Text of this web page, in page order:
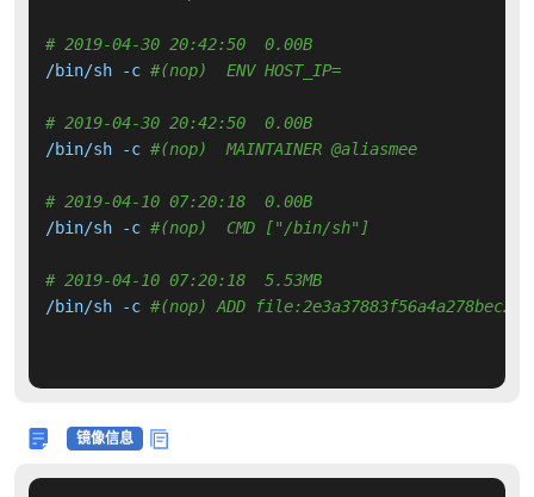
# 2019-04-30 20:42:50  0.00B
/bin/sh -c #(nop)  ENV HOST_IP=
# 2019-04-30 20:42:50  0.00B
/bin/sh -c #(nop)  MAINTAINER @aliasmee
# 2019-04-10 07:20:18  0.00B
/bin/sh -c #(nop)  CMD ["/bin/sh"]
# 2019-04-10 07:20:18  5.53MB
/bin/sh -c #(nop) ADD
镜像信息